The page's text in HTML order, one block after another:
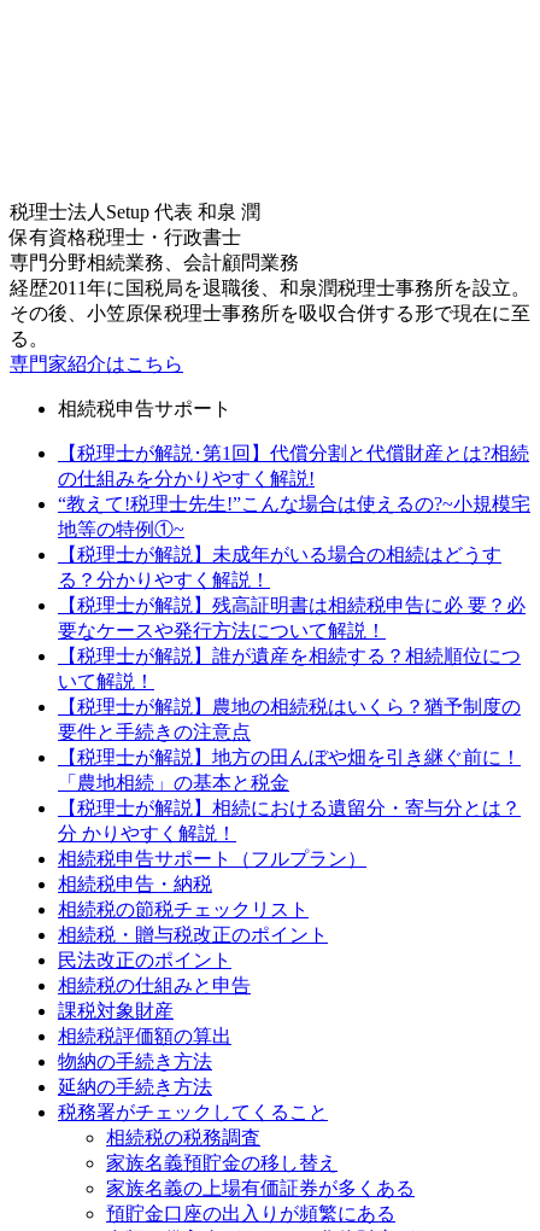
税理士法人Setup 代表 和泉 潤
保有資格税理士・行政書士
専門分野相続業務、会計顧問業務
経歴2011年に国税局を退職後、和泉潤税理士事務所を設立。
その後、小笠原保税理士事務所を吸収合併する形で現在に至
る。
専門家紹介はこちら
相続税申告サポート
【税理士が解説･第1回】代償分割と代償財産とは?相続
の仕組みを分かりやすく解説!
“教えて!税理士先生!”こんな場合は使えるの?~小規模宅
地等の特例①~
【税理士が解説】未成年がいる場合の相続はどうす
る？分かりやすく解説！
【税理士が解説】残高証明書は相続税申告に必 要？必
要なケースや発行方法について解説！
【税理士が解説】誰が遺産を相続する？相続順位につ
いて解説！
【税理士が解説】農地の相続税はいくら？猶予制度の
要件と手続きの注意点
【税理士が解説】地方の田んぼや畑を引き継ぐ前に！
「農地相続」の基本と税金
【税理士が解説】相続における遺留分・寄与分とは？
分 かりやすく解説！
相続税申告サポート（フルプラン）
相続税申告・納税
相続税の節税チェックリスト
相続税・贈与税改正のポイント
民法改正のポイント
相続税の仕組みと申告
課税対象財産
相続税評価額の算出
物納の手続き方法
延納の手続き方法
税務署がチェックしてくること
相続税の税務調査
家族名義預貯金の移し替え
家族名義の上場有価証券が多くある
預貯金口座の出入りが頻繁にある